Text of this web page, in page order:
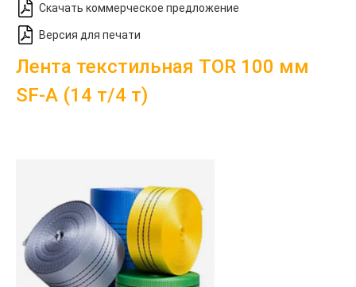
Скачать коммерческое предложение
Версия для печати
Лента текстильная TOR 100 мм
SF-A (14 т/4 т)